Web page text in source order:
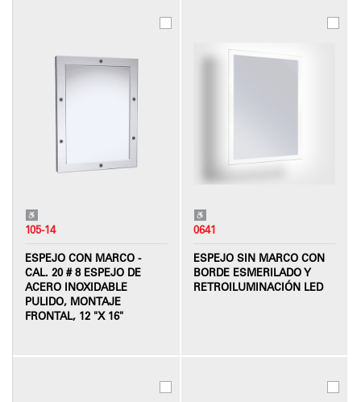
105-14
ESPEJO CON MARCO -
CAL. 20 # 8 ESPEJO DE
ACERO INOXIDABLE
PULIDO, MONTAJE
FRONTAL, 12 "X 16"
0641
ESPEJO SIN MARCO CON
BORDE ESMERILADO Y
RETROILUMINACIÓN LED